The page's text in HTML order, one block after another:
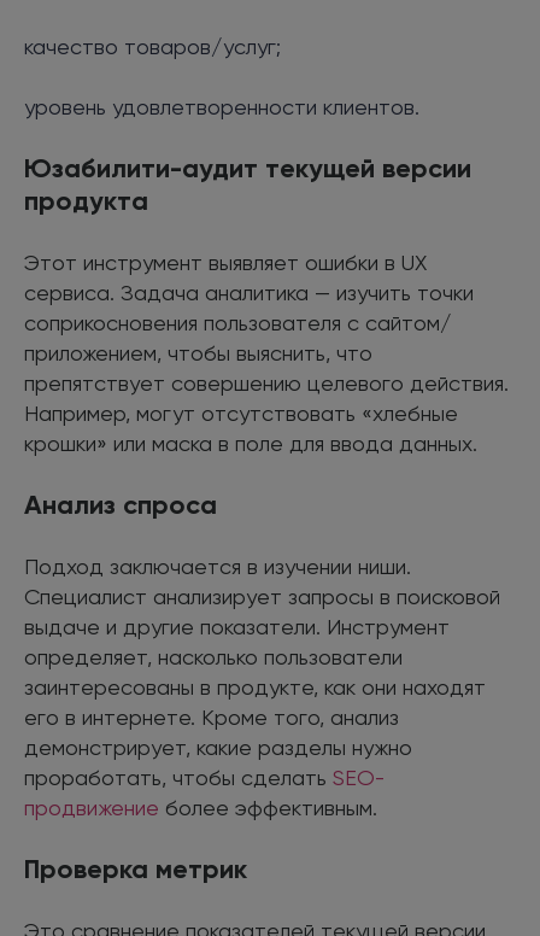
качество товаров/услуг;
уровень удовлетворенности клиентов.
Юзабилити-аудит текущей версии
продукта
Этот инструмент выявляет ошибки в UX
сервиса. Задача аналитика — изучить точки
соприкосновения пользователя с сайтом/
приложением, чтобы выяснить, что
препятствует совершению целевого действия.
Например, могут отсутствовать «хлебные
крошки» или маска в поле для ввода данных.
Анализ спроса
Подход заключается в изучении ниши.
Специалист анализирует запросы в поисковой
выдаче и другие показатели. Инструмент
определяет, насколько пользователи
заинтересованы в продукте, как они находят
его в интернете. Кроме того, анализ
демонстрирует, какие разделы нужно
проработать, чтобы сделать SEO-
продвижение более эффективным.
Проверка метрик
Это сравнение показателей текущей версии